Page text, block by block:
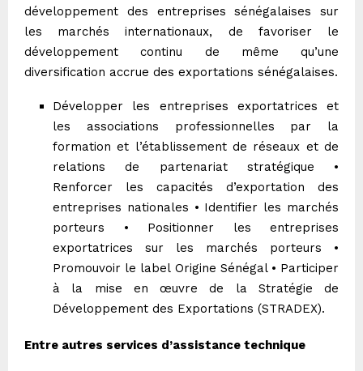
développement des entreprises sénégalaises sur
les marchés internationaux, de favoriser le
développement continu de même qu’une
diversification accrue des exportations sénégalaises.
Développer les entreprises exportatrices et
les associations professionnelles par la
formation et l’établissement de réseaux et de
relations de partenariat stratégique •
Renforcer les capacités d’exportation des
entreprises nationales • Identifier les marchés
porteurs • Positionner les entreprises
exportatrices sur les marchés porteurs •
Promouvoir le label Origine Sénégal • Participer
à la mise en œuvre de la Stratégie de
Développement des Exportations (STRADEX).
Entre autres services d’assistance technique